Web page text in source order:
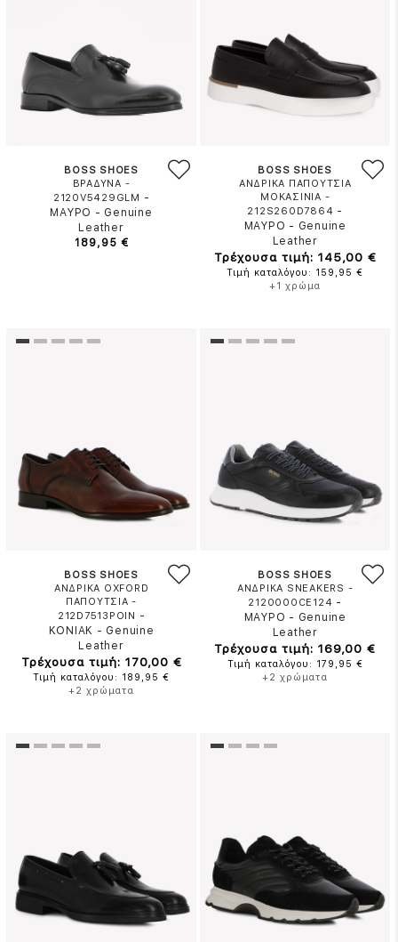
BOSS SHOES
ΒΡΑΔΥΝΑ -
2120V5429GLM -
ΜΑΥΡΟ - Genuine
Leather
189,95 €
BOSS SHOES
ΑΝΔΡΙΚΑ ΠΑΠΟΥΤΣΙΑ
ΜΟΚΑΣΙΝΙΑ -
212S260D7864 -
ΜΑΥΡΟ - Genuine
Leather
Τρέχουσα τιμή: 145,00 €
Τιμή καταλόγου: 159,95 €
+1 χρώμα
BOSS SHOES
ΑΝΔΡΙΚΑ OXFORD
ΠΑΠΟΥΤΣΙΑ -
212D7513POIN -
ΚΟΝΙΑΚ - Genuine
Leather
Τρέχουσα τιμή: 170,00 €
Τιμή καταλόγου: 189,95 €
+2 χρώματα
BOSS SHOES
ΑΝΔΡΙΚΑ SNEAKERS -
2120000CE124 -
ΜΑΥΡΟ - Genuine
Leather
Τρέχουσα τιμή: 169,00 €
Τιμή καταλόγου: 179,95 €
+2 χρώματα